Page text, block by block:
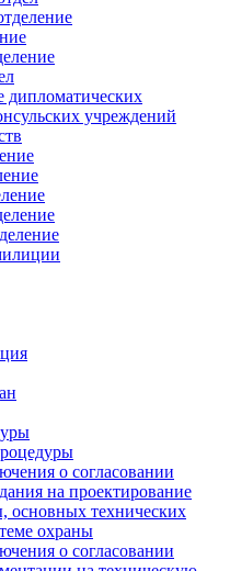
дипломатических
учреждений
о согласовании
на проектирование
основных технических
охраны
о согласовании